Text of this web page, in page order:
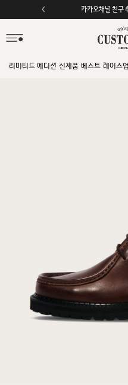
모바일 앱
리미티드 에디션 신제품 베스트 레이스업